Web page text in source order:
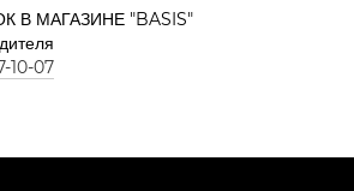
В МАГАЗИНЕ "BASIS"
10-07